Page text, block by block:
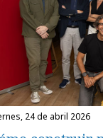
24 de abril 2026